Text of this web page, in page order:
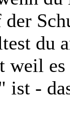
der
du
weil es
ist -